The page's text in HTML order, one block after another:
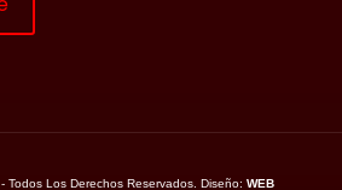
- Todos Los Derechos Reservados. Diseño: WEB